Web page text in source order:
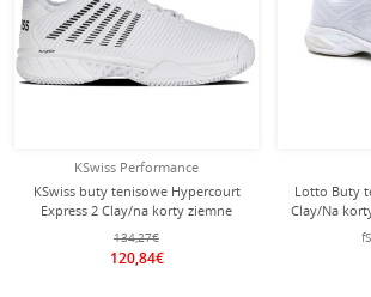
KSwiss Performance
KSwiss buty tenisowe Hypercourt
Express 2 Clay/na korty ziemne
białe/czarne damskie
134,27€
120,84€
Lotto Buty
Clay/Na